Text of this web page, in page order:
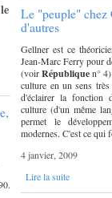
Le "peuple" chez
d'autres
Gellner est ce
Jean-Marc Ferry pour
(voirRépubliquen°
culture en un sens
d'éclairer la fonction
culture (d'un même
permet le
modernes. C'est ce qui
4 janvier, 2009
Lire la suite